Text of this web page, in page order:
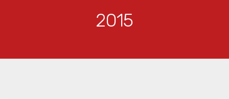
2015